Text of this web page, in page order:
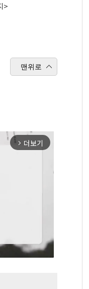
>
맨위로
arrow_forward_ios 더보기